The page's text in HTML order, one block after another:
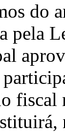
do
pela
fiscal